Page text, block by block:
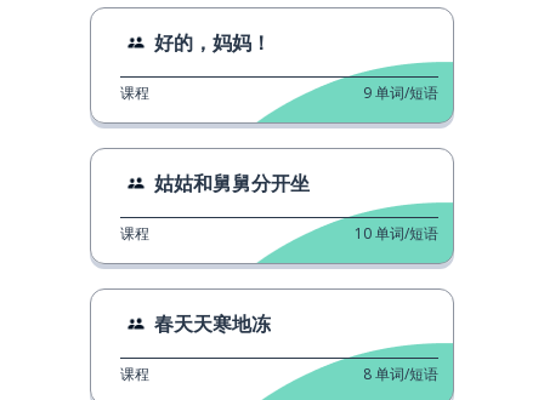
好的，妈妈！
课程 9单词/短语
姑姑和舅舅分开坐
课程 10单词/短语
春天天寒地冻
课程 8单词/短语